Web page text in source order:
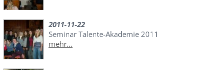
2011-11-22
Seminar Talente-Akademie 2011
mehr...